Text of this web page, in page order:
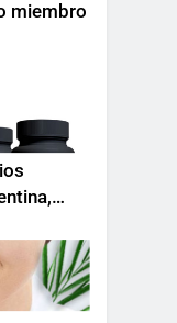
miembro
y